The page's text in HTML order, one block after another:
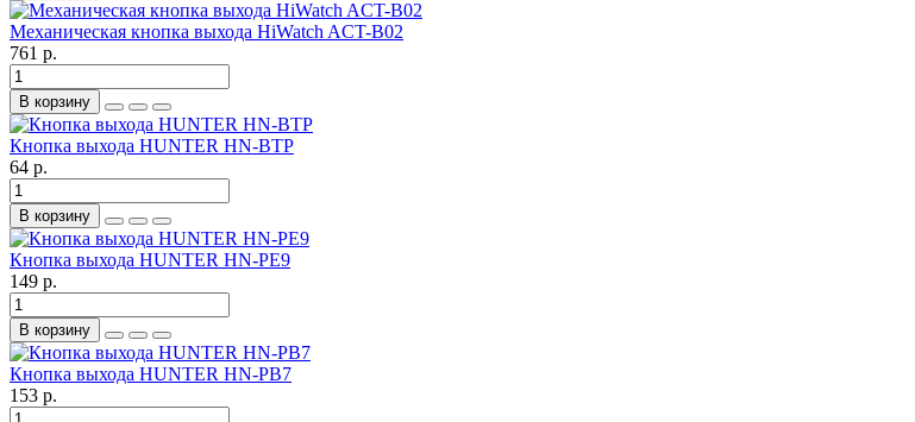
Механическая кнопка выхода HiWatch ACT-B02
761 р.
В корзину
Кнопка выхода HUNTER HN-BTP
64 р.
В корзину
Кнопка выхода HUNTER HN-PE9
149 р.
В корзину
Кнопка выхода HUNTER HN-PB7
153 р.